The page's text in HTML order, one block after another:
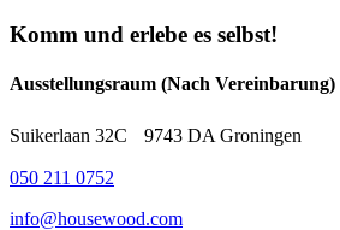
Komm und erlebe es selbst!
Ausstellungsraum (Nach Vereinbarung)
Suikerlaan 32C 9743 DA Groningen
050 211 0752
info@housewood.com